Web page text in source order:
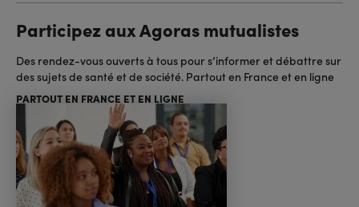
Participez aux Agoras mutualistes
Des rendez-vous ouverts à tous pour s’informer et débattre sur
des sujets de santé et de société. Partout en France et en ligne
PARTOUT EN FRANCE ET EN LIGNE